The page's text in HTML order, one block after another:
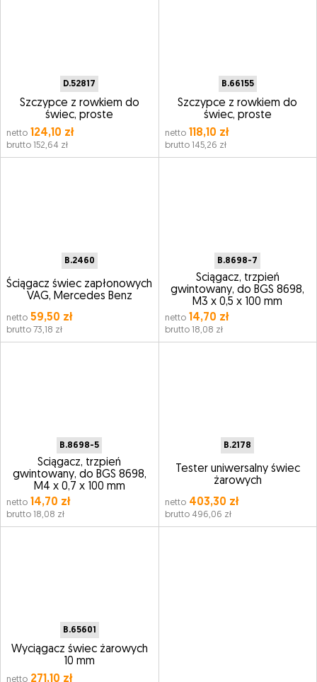
D.52817
Szczypce z rowkiem do
świec, proste
netto 124,10 zł
brutto 152,64 zł
B.66155
Szczypce z rowkiem do
świec, proste
netto118,10 zł
brutto 145,26 zł
B.2460
Ściągacz świec zapłonowych
VAG, Mercedes Benz
netto 59,50 zł
brutto 73,18 zł
B.8698-7
Ściągacz, trzpień
gwintowany, do BGS 8698,
M3 x 0,5 x 100 mm
netto14,70 zł
brutto 18,08 zł
B.8698-5
Ściągacz, trzpień
gwintowany, do BGS 8698,
M4 x 0,7 x 100 mm
netto 14,70 zł
brutto 18,08 zł
B.2178
Tester uniwersalny świec
żarowych
netto403,30 zł
brutto 496,06 zł
B.65601
Wyciągacz świec żarowych
10 mm
netto 271,10 zł